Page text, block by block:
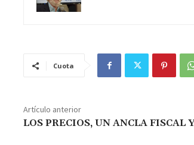
Cuota
Artículo anterior
LOS PRECIOS, UN ANCLA FISCAL